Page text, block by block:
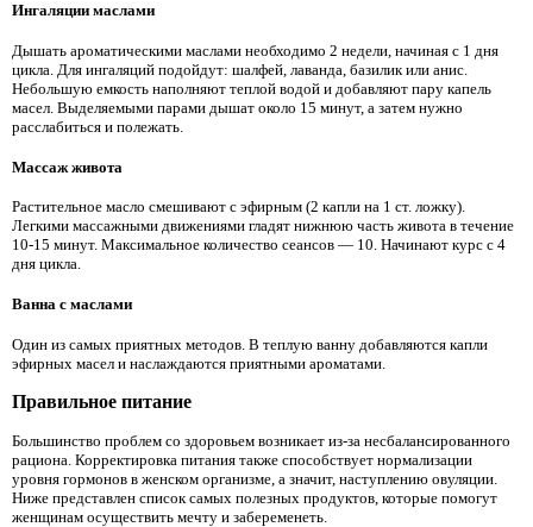
Ингаляции маслами
Дышать ароматическими маслами необходимо 2 недели, начиная с 1 дня
цикла. Для ингаляций подойдут: шалфей, лаванда, базилик или анис.
Небольшую емкость наполняют теплой водой и добавляют пару капель
масел. Выделяемыми парами дышат около 15 минут, а затем нужно
расслабиться и полежать.
Массаж живота
Растительное масло смешивают с эфирным (2 капли на 1 ст. ложку).
Легкими массажными движениями гладят нижнюю часть живота в течение
10-15 минут. Максимальное количество сеансов — 10. Начинают курс с 4
дня цикла.
Ванна с маслами
Один из самых приятных методов. В теплую ванну добавляются капли
эфирных масел и наслаждаются приятными ароматами.
Правильное питание
Большинство проблем со здоровьем возникает из-за несбалансированного
рациона. Корректировка питания также способствует нормализации
уровня гормонов в женском организме, а значит, наступлению овуляции.
Ниже представлен список самых полезных продуктов, которые помогут
женщинам осуществить мечту и забеременеть.